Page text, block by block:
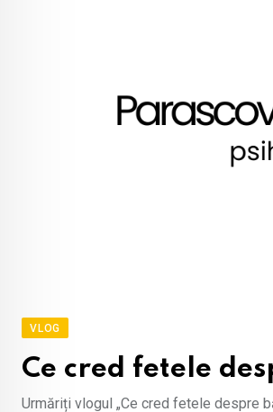
VLOG
Ce cred fetele
Urmăriți vlogul „Ce cred fetele despre